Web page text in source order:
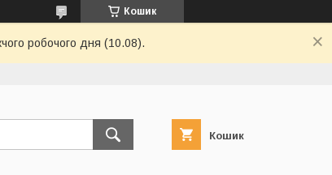
Кошик
робочого дня (10.08).
Кошик